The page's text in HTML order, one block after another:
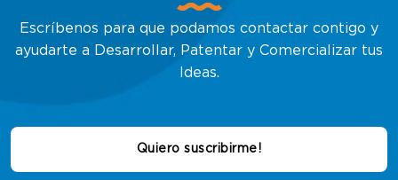
Escríbenos para que podamos contactar contigo y
ayudarte a Desarrollar, Patentar y Comercializar tus
Ideas.
Quiero suscribirme!